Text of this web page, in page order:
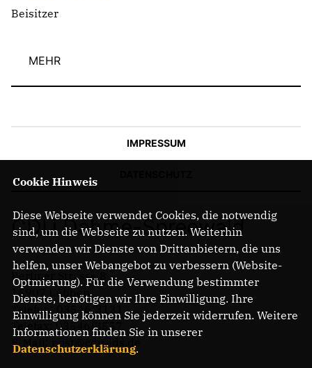
Beisitzer
MEHR
IMPRESSUM
CDU Dahme-Spreewald
Berliner Strasse 8
15907 Lübben
Telefon: 03546/3121
Telefax: 03546/8557
E-Mail: post@cdu-lds.de
Cookie Hinweis
Diese Webseite verwendet Cookies, die notwendig
sind, um die Webseite zu nutzen. Weiterhin
verwenden wir Dienste von Drittanbietern, die uns
helfen, unser Webangebot zu verbessern (Website-
Optmierung). Für die Verwendung bestimmter
Dienste, benötigen wir Ihre Einwilligung. Ihre
Einwilligung können Sie jederzeit widerrufen. Weitere
Informationen finden Sie in unserer
Datenschutzerklärung.